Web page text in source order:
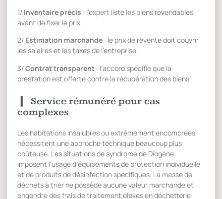
1/ Inventaire précis : l’expert liste les biens revendables
avant de fixer le prix.
2/ Estimation marchande : le prix de revente doit couvrir
les salaires et les taxes de l’entreprise.
3/Contrat transparent : l’accord spécifie que la
prestation est offerte contre la récupération des biens.
Service rémunéré pour cas
complexes
Les habitations insalubres ou extrêmement encombrées
nécessitent une approche technique beaucoup plus
coûteuse. Les situations de syndrome de Diogène
imposent l’usage d’équipements de protection individuelle
et de produits de désinfection spécifiques. La masse de
déchets à trier ne possède aucune valeur marchande et
engendre des frais de traitement élevés en déchetterie